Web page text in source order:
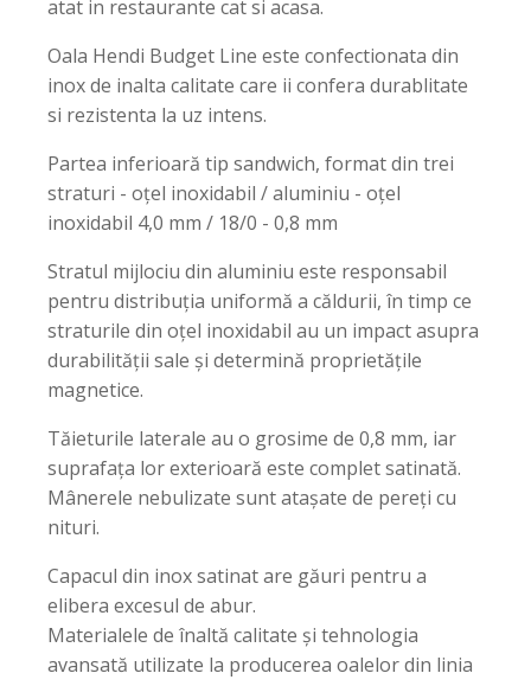
atat in restaurante cat si acasa.
Oala Hendi Budget Line este confectionata din
inox de inalta calitate care ii confera durablitate
si rezistenta la uz intens.
Partea inferioară tip sandwich, format din trei
straturi - oțel inoxidabil / aluminiu - oțel
inoxidabil 4,0 mm / 18/0 - 0,8 mm
Stratul mijlociu din aluminiu este responsabil
pentru distribuția uniformă a căldurii, în timp ce
straturile din oțel inoxidabil au un impact asupra
durabilității sale și determină proprietățile
magnetice.
Tăieturile laterale au o grosime de 0,8 mm, iar
suprafața lor exterioară este complet satinată.
Mânerele nebulizate sunt atașate de pereți cu
nituri.
Capacul din inox satinat are găuri pentru a
elibera excesul de abur.
Materialele de înaltă calitate și tehnologia
avansată utilizate la producerea oalelor din linia